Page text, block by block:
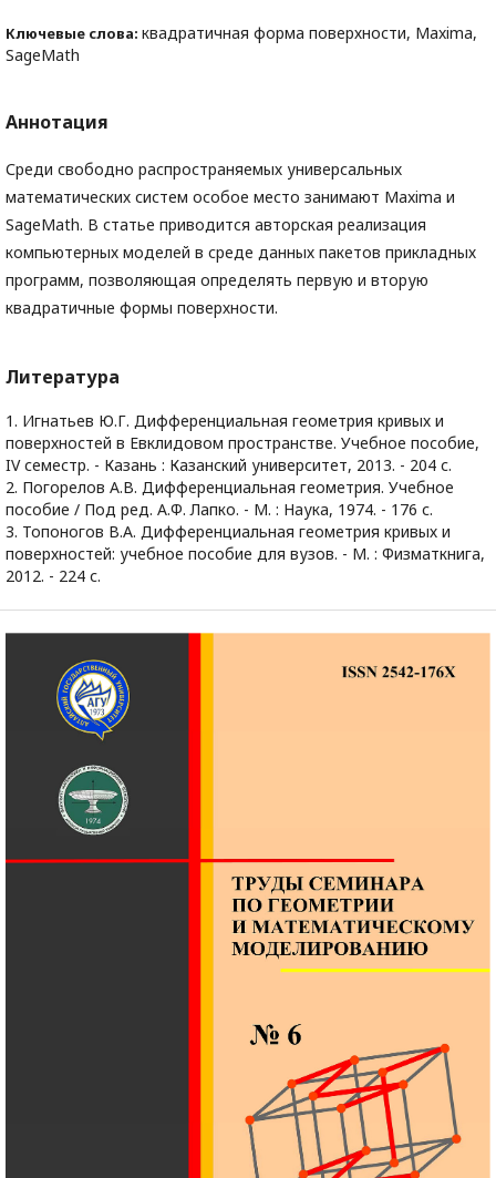
Ключевые слова: квадратичная форма поверхности, Maxima,
SageMath
Аннотация
Среди свободно распространяемых универсальных
математических систем особое место занимают Maxima и
SageMath. В статье приводится авторская реализация
компьютерных моделей в среде данных пакетов прикладных
программ, позволяющая определять первую и вторую
квадратичные формы поверхности.
Литература
1. Игнатьев Ю.Г. Дифференциальная геометрия кривых и
поверхностей в Евклидовом пространстве. Учебное пособие,
IV семестр. - Казань : Казанский университет, 2013. - 204 с.
2. Погорелов А.В. Дифференциальная геометрия. Учебное
пособие / Под ред. А.Ф. Лапко. - М. : Наука, 1974. - 176 с.
3. Топоногов В.А. Дифференциальная геометрия кривых и
поверхностей: учебное пособие для вузов. - М. : Физматкнига,
2012. - 224 с.